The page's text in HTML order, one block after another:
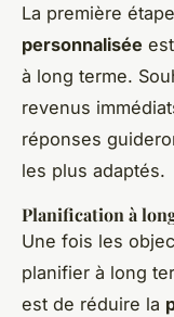
La première
personnalisée
à long terme.
revenus
réponses
les plus adaptés.
Planification à
Une fois les
planifier à long
est de réduire la